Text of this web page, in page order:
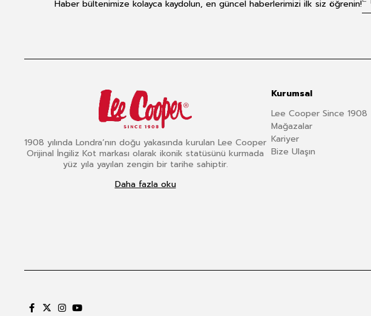
Haber bültenimize kolayca kaydolun, en güncel haberlerimizi ilk siz öğrenin!
1908 yılında Londra’nın doğu yakasında kurulan Lee Cooper
Orijinal İngiliz Kot markası olarak ikonik statüsünü kurmada
yüz yıla yayılan zengin bir tarihe sahiptir.
Daha fazla oku
Kurumsal
Lee Cooper Since 1908
Mağazalar
Kariyer
Bize Ulaşın